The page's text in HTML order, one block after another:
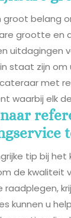
groot belang
grootte en
uitdagingen
staat zijn
met
waarbij elk
tip bij
de kwaliteit
raadplegen,
kunnen u